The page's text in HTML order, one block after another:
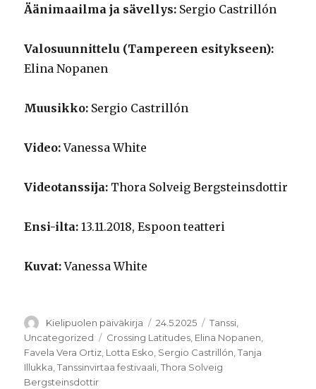
Äänimaailma ja sävellys: Sergio Castrillón
Valosuunnittelu (Tampereen esitykseen):
Elina Nopanen
Muusikko: Sergio Castrillón
Video:Vanessa White
Videotanssija: Thora Solveig Bergsteinsdottir
Ensi-ilta: 13.11.2018, Espoon teatteri
Kuvat:Vanessa White
Kirjoittaja
Kielipuolen päiväkirja Julkaistu
24.5.2025 Kategoriat
Tanssi,
Uncategorized
Avainsanat
Crossing Latitudes, Elina Nopanen,
Favela Vera Ortiz, Lotta Esko, Sergio Castrillón,Tanja
Illukka,Tanssinvirtaa festivaali,Thora Solveig
Bergsteinsdottir